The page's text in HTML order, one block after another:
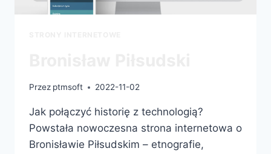
Przez ptmsoft 2022-11-02
Jak połączyć historię z technologią?
Powstała nowoczesna strona internetowa o
Bronisławie Piłsudskim – etnografie,